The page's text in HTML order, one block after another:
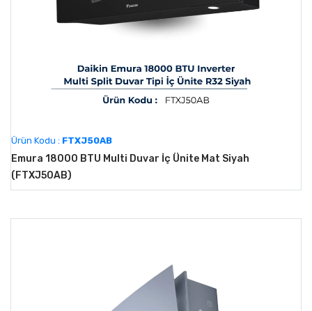
Ürün Kodu : FTXJ50AB
Emura 18000 BTU Multi Duvar İç Ünite Mat Siyah
(FTXJ50AB)